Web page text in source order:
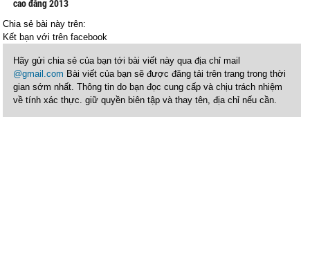
cao đẳng 2013
Chia sẻ bài này trên:
Kết bạn vớitrên facebook
Hãy gửi chia sẻ của bạn tới bài viết này qua địa chỉ mail
@gmail.com Bài viết của bạn sẽ được đăng tải trên trang trong thời
gian sớm nhất. Thông tin do bạn đọc cung cấp và chịu trách nhiệm
về tính xác thực. giữ quyền biên tập và thay tên, địa chỉ nếu cần.